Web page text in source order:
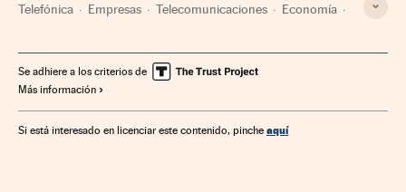
Telefónica Empresas Telecomunicaciones Economía
Se adhiere a los criterios de
Más información
Si está interesado en licenciar este contenido, pinche aquí